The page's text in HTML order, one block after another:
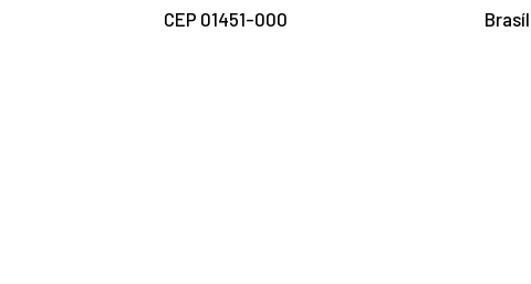
CEP 01451-000